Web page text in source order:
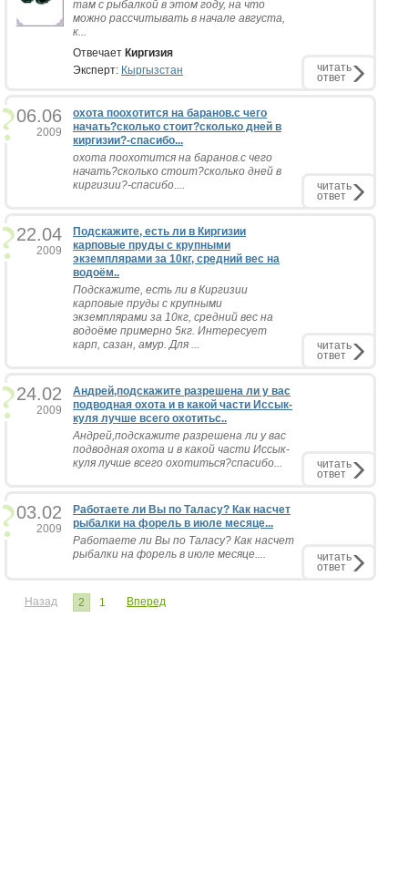
там с рыбалкой в этом году, на что
можно рассчитывать в начале августа,
к...
Отвечает Киргизия
Эксперт: Кыргызстан читать
ответ
06.06
2009
охота поохотится на баранов.с чего
начать?сколько стоит?сколько дней в
киргизии?-спасибо...
охота поохотится на баранов.с чего
начать?сколько стоит?сколько дней в
киргизии?-спасибо....
читать
ответ
22.04
2009
Подскажите, есть ли в Киргизии
карповые пруды с крупными
экземплярами за 10кг, средний вес на
водоём..
Подскажите, есть ли в Киргизии
карповые пруды с крупными
экземплярами за 10кг, средний вес на
водоёме примерно 5кг. Интересует
карп, сазан, амур. Для ...
читать
ответ
24.02
2009
Андрей,подскажите разрешена ли у вас
подводная охота и в какой части Иссык-
куля лучше всего охотитьс..
Андрей,подскажите разрешена ли у вас
подводная охота и в какой части Иссык-
куля лучше всего охотиться?спасибо...
читать
ответ
03.02
2009
Работаете ли Вы по Таласу? Как насчет
рыбалки на форель в июле месяце...
Работаете ли Вы по Таласу? Как насчет
рыбалки на форель в июле месяце....
читать
ответ
Назад 2 1 Вперед